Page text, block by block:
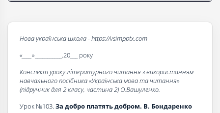
Нова українська школа - https://vsimpptx.com
«____ »___________.20___ року
Конспект уроку літературного читання з використанням
навчального посібника «Українська мова та читання»
(підручник для 2 класу, частина 2) О.Вашуленко.
Урок №103. За добро платять добром. В. Бондаренко